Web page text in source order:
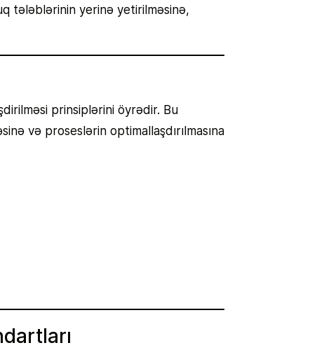
tələblərinin yerinə yetirilməsinə,
prinsiplərini öyrədir. Bu
və proseslərin optimallaşdırılmasına